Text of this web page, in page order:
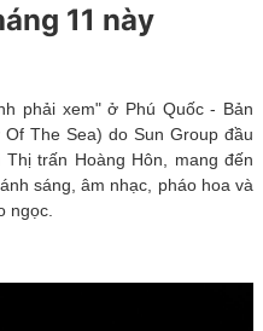
11 này
phải xem" ở Phú Quốc - Bản
The Sea) do Sun Group đầu
trấn Hoàng Hôn, mang đến
sáng, âm nhạc, pháo hoa và
ngọc.